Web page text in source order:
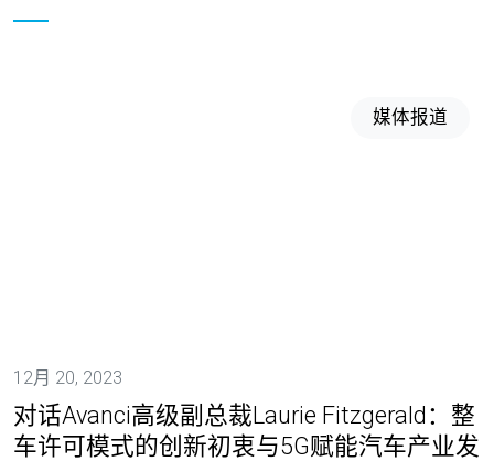
媒体报道
12月 20, 2023
对话Avanci高级副总裁Laurie Fitzgerald：整
车许可模式的创新初衷与5G赋能汽车产业发